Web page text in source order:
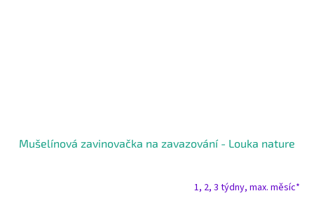
Mušelínová zavinovačka na zavazování - Louka nature
1, 2, 3 týdny, max. měsíc*